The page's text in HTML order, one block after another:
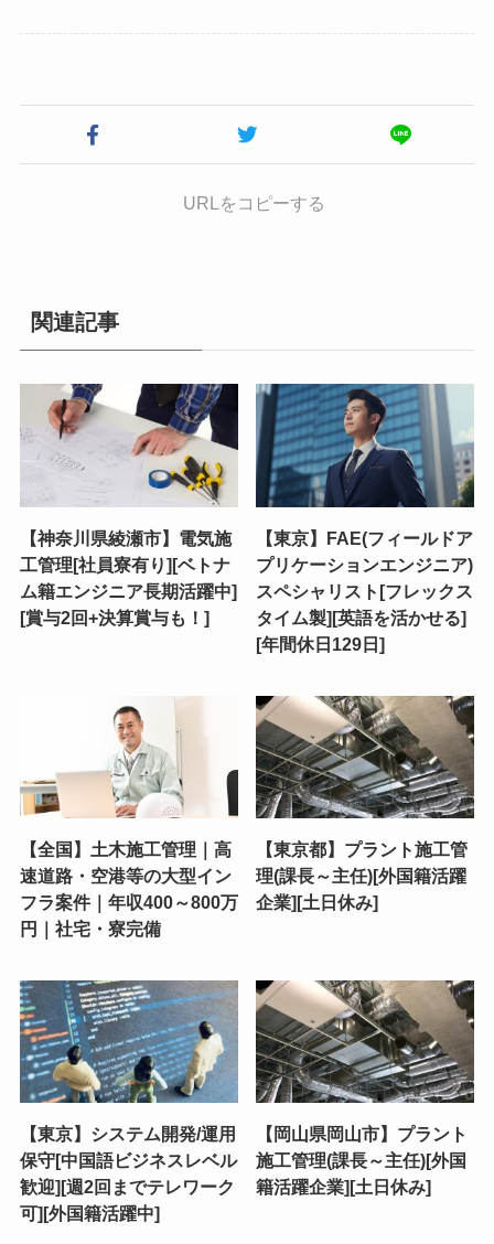
URLをコピーする
関連記事
【神奈川県綾瀬市】電気施
工管理[社員寮有り][ベトナ
ム籍エンジニア長期活躍中]
[賞与2回+決算賞与も！]
【東京】FAE(フィールドア
プリケーションエンジニア)
スペシャリスト[フレックス
タイム製][英語を活かせる]
[年間休日129日]
【全国】土木施工管理｜高
速道路・空港等の大型イン
フラ案件｜年収400～800万
円｜社宅・寮完備
【東京都】プラント施工管
理(課長～主任)[外国籍活躍
企業][土日休み]
【東京】システム開発/運用
保守[中国語ビジネスレベル
歓迎][週2回までテレワーク
可][外国籍活躍中]
【岡山県岡山市】プラント
施工管理(課長～主任)[外国
籍活躍企業][土日休み]